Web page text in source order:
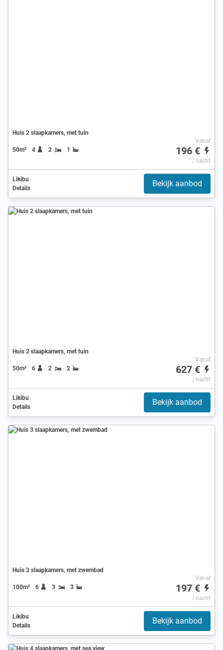
Huis 2 slaapkamers, met tuin
50m² 4 2 1
Vanaf
196 €
/ nacht
Likibu
Details
Bekijk aanbod
Huis 2 slaapkamers, met tuin
50m² 6 2 2
Vanaf
627 €
/ nacht
Likibu
Details
Bekijk aanbod
Huis 3 slaapkamers, met zwembad
100m² 6 3 3
Vanaf
197 €
/ nacht
Likibu
Details
Bekijk aanbod